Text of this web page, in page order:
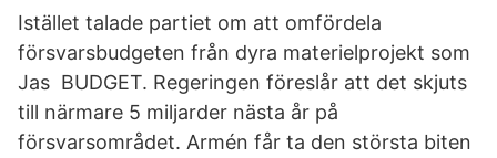
Istället talade partiet om att omfördela
försvarsbudgeten från dyra materielprojekt som
Jas BUDGET. Regeringen föreslår att det skjuts
till närmare 5 miljarder nästa år på
försvarsområdet. Armén får ta den största biten